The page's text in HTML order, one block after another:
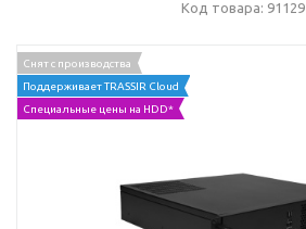
Код товара: 91129
Снят с производства
Поддерживает TRASSIR Cloud
Специальные цены на HDD*